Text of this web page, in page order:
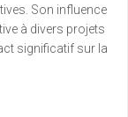
Son influence
à divers projets
significatif sur la